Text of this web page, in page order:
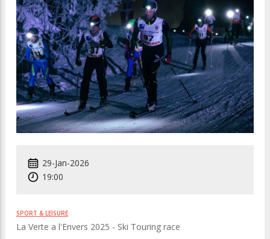
29-Jan-2026
19:00
SPORT & LEISURE
La Verte a l'Envers 2025 - Ski Touring race